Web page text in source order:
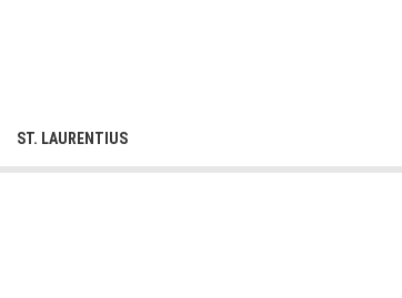
ST. LAURENTIUS